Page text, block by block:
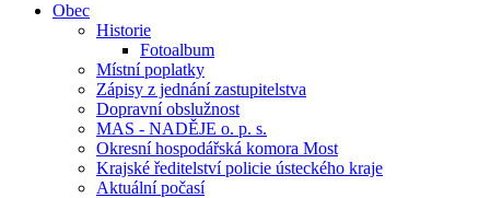
Obec
Historie
Fotoalbum
Místní poplatky
Zápisy z jednání zastupitelstva
Dopravní obslužnost
MAS - NADĚJE o. p. s.
Okresní hospodářská komora Most
Krajské ředitelství policie ústeckého kraje
Aktuální počasí